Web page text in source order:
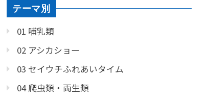
テーマ別
01 哺乳類
02 アシカショー
03 セイウチふれあいタイム
04 爬虫類・両生類